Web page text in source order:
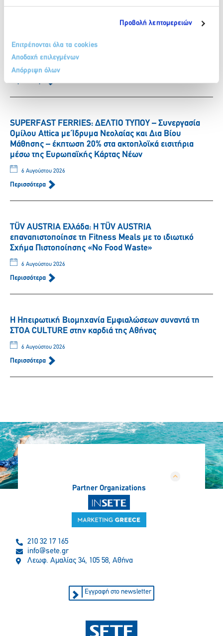
Προβολή λεπτομερειών
Επιτρέπονται όλα τα cookies
Αποδοχή επιλεγμένων
Απόρριψη όλων
ΒΙΚΟΣ: Η Νικόλ Παυλοπούλου εντάσσεται στην ομάδα
των αθλητών που στηρίζει το φυσικό μεταλλικό νερό
ΒΙΚΟΣ.
6 Αυγούστου 2026
SUPERFAST FERRIES: ΔΕΛΤΙΟ ΤΥΠΟΥ – Συνεργασία
Ομίλου Attica με Ίδρυμα Νεολαίας και Δια Βίου
Μάθησης – έκπτωση 20% στα ακτοπλοϊκά εισιτήρια
μέσω της Ευρωπαϊκής Κάρτας Νέων
6 Αυγούστου 2026
Περισσότερα
TÜV AUSTRIA Ελλάδα: Η TÜV AUSTRIA
επαναπιστοποίησε τη Fitness Meals με το ιδιωτικό
Σχήμα Πιστοποίησης «No Food Waste»
6 Αυγούστου 2026
Περισσότερα
Η Ηπειρωτική Βιομηχανία Εμφιαλώσεων συναντά τη
ΣΤΟΑ CULTURE στην καρδιά της Αθήνας
6 Αυγούστου 2026
Περισσότερα
Partner Organizations
210 32 17 165
info@sete.gr
Λεωφ. Αμαλίας 34, 105 58, Αθήνα
Εγγραφή στο newsletter